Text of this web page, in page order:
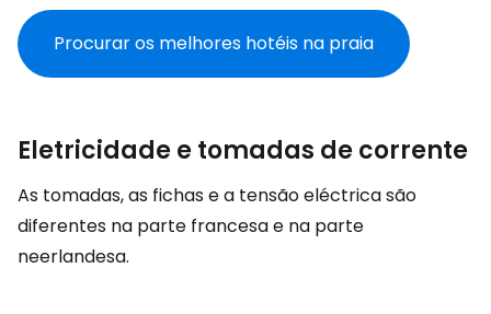
Procurar os melhores hotéis na praia
Eletricidade e tomadas de corrente
As tomadas, as fichas e a tensão eléctrica são
diferentes na parte francesa e na parte
neerlandesa.